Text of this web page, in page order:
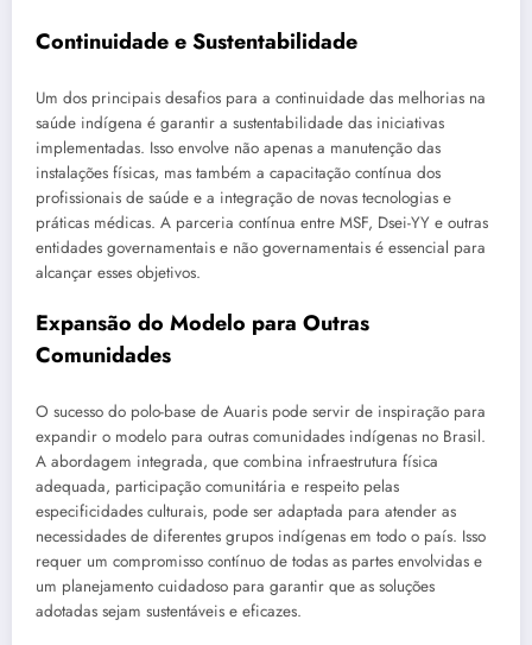
Continuidade e Sustentabilidade
Um dos principais desafios para a continuidade das melhorias na
saúde indígena é garantir a sustentabilidade das iniciativas
implementadas. Isso envolve não apenas a manutenção das
instalações físicas, mas também a capacitação contínua dos
profissionais de saúde e a integração de novas tecnologias e
práticas médicas. A parceria contínua entre MSF, Dsei-YY e outras
entidades governamentais e não governamentais é essencial para
alcançar esses objetivos.
Expansão do Modelo para Outras
Comunidades
O sucesso do polo-base de Auaris pode servir de inspiração para
expandir o modelo para outras comunidades indígenas no Brasil.
A abordagem integrada, que combina infraestrutura física
adequada, participação comunitária e respeito pelas
especificidades culturais, pode ser adaptada para atender as
necessidades de diferentes grupos indígenas em todo o país. Isso
requer um compromisso contínuo de todas as partes envolvidas e
um planejamento cuidadoso para garantir que as soluções
adotadas sejam sustentáveis e eficazes.